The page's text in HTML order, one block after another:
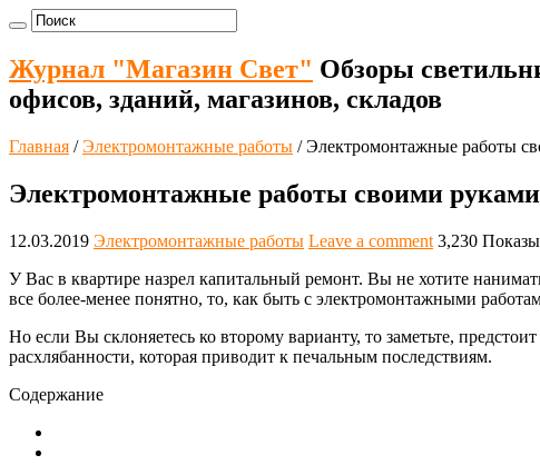
Журнал "Магазин Свет" Обзоры
офисов, зданий, магазинов, складов
Главная / Электромонтажные работы / Электромонтажные работы
Электромонтажные работы своими руками
12.03.2019 Электромонтажные работы Leave a comment 3,230 Показы
У Вас в квартире назрел капитальный ремонт. Вы не хотите
все более-менее понятно, то, как быть с электромонтажными
Но если Вы склоняетесь ко второму варианту, то заметьте,
расхлябанности, которая приводит к печальным последствиям.
Содержание